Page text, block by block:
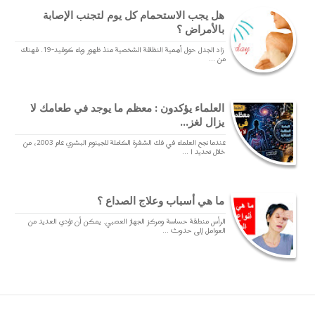
هل يجب الاستحمام كل يوم لتجنب الإصابة
بالأمراض ؟
زاد الجدل حول أهمية النظافة الشخصية منذ ظهور وباء كوفيد-19. فهناك
من ...
العلماء يؤكدون : معظم ما يوجد في طعامك لا
يزال لغز...
عندما نجح العلماء في فك الشفرة الكاملة للجينوم البشري عام 2003، من
خلال تحديد ا ...
ما هي أسباب وعلاج الصداع ؟
الرأس منطقة حساسة ومركز الجهاز العصبي. يمكن أن تؤدي العديد من
العوامل إلى حدوث ...